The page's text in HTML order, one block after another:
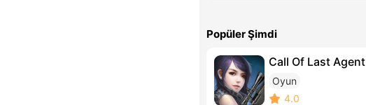
Popüler Şimdi
Call Of Last Agent
Oyun
4.0